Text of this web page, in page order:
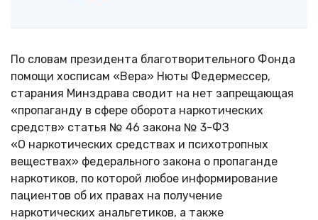
По словам президента благотворительного Фонда
помощи хосписам «Вера» Нюты Федермессер,
старания Минздрава сводит на нет запрещающая
«пропаганду в сфере оборота наркотических
средств» статья № 46 закона № 3-ФЗ
«О наркотических средствах и психотропных
веществах» федерального закона о пропаганде
наркотиков, по которой любое информирование
пациентов об их правах на получение
наркотических анальгетиков, а также